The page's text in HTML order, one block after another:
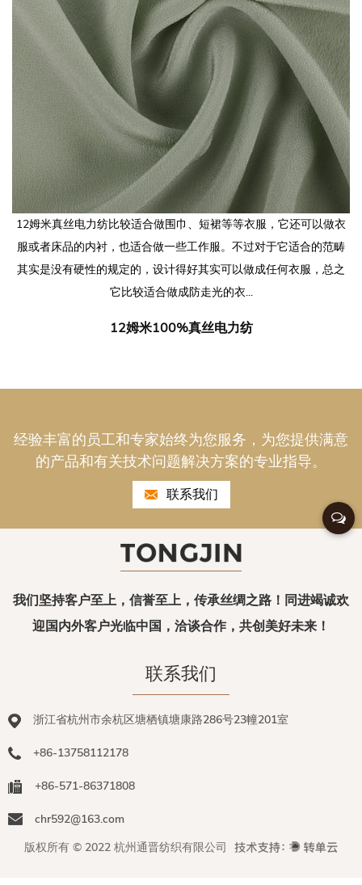
12姆米真丝电力纺比较适合做围巾、短裙等等衣服，它还可以做衣
服或者床品的内衬，也适合做一些工作服。不过对于它适合的范畴
其实是没有硬性的规定的，设计得好其实可以做成任何衣服，总之
它比较适合做成防走光的衣...
12姆米100%真丝电力纺
经验丰富的员工和专家始终为您服务，为您提供满意
的产品和有关技术问题解决方案的专业指导。
联系我们
我们坚持客户至上，信誉至上，传承丝绸之路！同进竭诚欢
迎国内外客户光临中国，洽谈合作，共创美好未来！
联系我们
浙江省杭州市余杭区塘栖镇塘康路286号23幢201室
+86-13758112178
+86-571-86371808
chr592@163.com
版权所有 © 2022 杭州通晋纺织有限公司